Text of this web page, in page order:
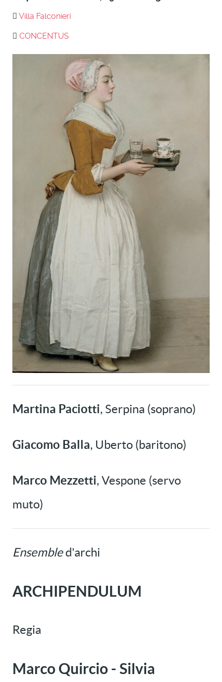
Villa Falconieri
CONCENTUS
Martina Paciotti, Serpina (soprano)
Giacomo Balla, Uberto (baritono)
Marco Mezzetti, Vespone (servo
muto)
Ensembled'archi
ARCHIPENDULUM
Regia
Marco Quircio - Silvia